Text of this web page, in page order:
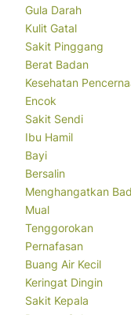
Gula Darah
Kulit Gatal
Sakit Pinggang
Berat Badan
Kesehatan
Encok
Sakit Sendi
Ibu Hamil
Bayi
Bersalin
Menghangatkan
Mual
Tenggorokan
Pernafasan
Buang Air Kecil
Keringat Dingin
Sakit Kepala